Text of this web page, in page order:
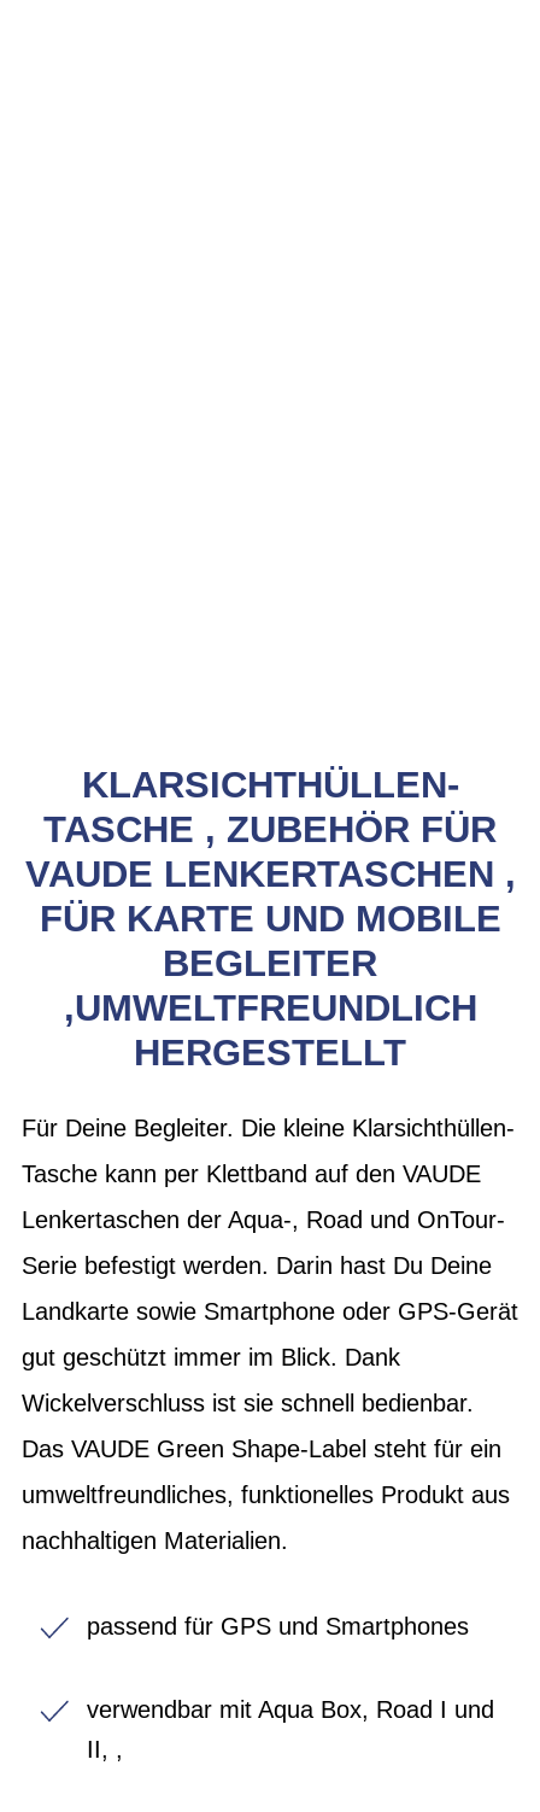
KLARSICHTHÜLLEN-
TASCHE , ZUBEHÖR FÜR
VAUDE LENKERTASCHEN ,
FÜR KARTE UND MOBILE
BEGLEITER
,UMWELTFREUNDLICH
HERGESTELLT
Für Deine Begleiter. Die kleine Klarsichthüllen-
Tasche kann per Klettband auf den VAUDE
Lenkertaschen der Aqua-, Road und OnTour-
Serie befestigt werden. Darin hast Du Deine
Landkarte sowie Smartphone oder GPS-Gerät
gut geschützt immer im Blick. Dank
Wickelverschluss ist sie schnell bedienbar.
Das VAUDE Green Shape-Label steht für ein
umweltfreundliches, funktionelles Produkt aus
nachhaltigen Materialien.
passend für GPS und Smartphones
verwendbar mit Aqua Box, Road I und
II, ,